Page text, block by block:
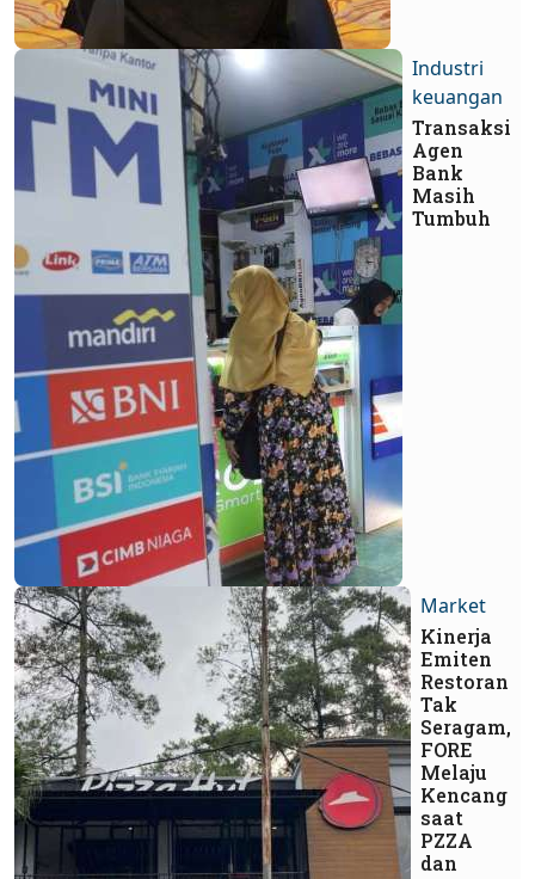
Industri
keuangan
Transaksi
Agen
Bank
Masih
Tumbuh
Market
Kinerja
Emiten
Restoran
Tak
Seragam,
FORE
Melaju
Kencang
saat
PZZA
dan